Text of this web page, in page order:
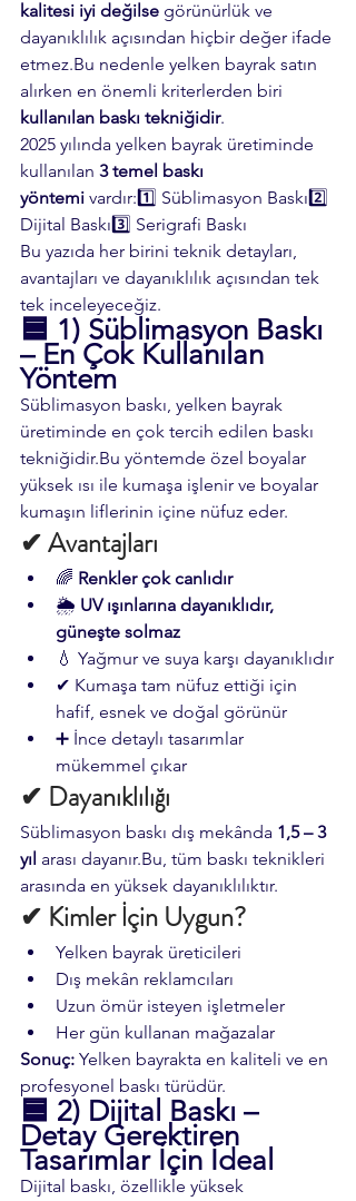
kalitesi iyi değilse görünürlük ve
dayanıklılık açısından hiçbir değer ifade
etmez.Bu nedenle yelken bayrak satın
alırken en önemli kriterlerden biri
kullanılan baskı tekniğidir.
2025 yılında yelken bayrak üretiminde
kullanılan 3 temel baskı
yöntemi vardır:1️⃣ Süblimasyon Baskı2️⃣
Dijital Baskı3️⃣ Serigrafi Baskı
Bu yazıda her birini teknik detayları,
avantajları ve dayanıklılık açısından tek
tek inceleyeceğiz.
🟦 1) Süblimasyon Baskı
– En Çok Kullanılan
Yöntem
Süblimasyon baskı, yelken bayrak
üretiminde en çok tercih edilen baskı
tekniğidir.Bu yöntemde özel boyalar
yüksek ısı ile kumaşa işlenir ve boyalar
kumaşın liflerinin içine nüfuz eder.
✔ Avantajları
🌈 Renkler çok canlıdır
🌦 UV ışınlarına dayanıklıdır,
güneşte solmaz
💧 Yağmur ve suya karşı dayanıklıdır
✔ Kumaşa tam nüfuz ettiği için
hafif, esnek ve doğal görünür
➕ İnce detaylı tasarımlar
mükemmel çıkar
✔ Dayanıklılığı
Süblimasyon baskı dış mekânda 1,5 – 3
yıl arası dayanır.Bu, tüm baskı teknikleri
arasında en yüksek dayanıklılıktır.
✔ Kimler İçin Uygun?
Yelken bayrak üreticileri
Dış mekân reklamcıları
Uzun ömür isteyen işletmeler
Her gün kullanan mağazalar
Sonuç: Yelken bayrakta en kaliteli ve en
profesyonel baskı türüdür.
🟦 2) Dijital Baskı –
Detay Gerektiren
Tasarımlar İçin İdeal
Dijital baskı, özellikle yüksek